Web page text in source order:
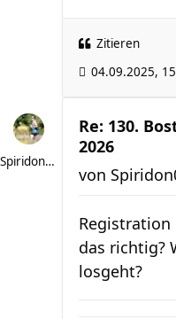
Zitieren
04.09.2025,
Spiridon08
Re: 130.
2026
von
Registration
das richtig?
losgeht?